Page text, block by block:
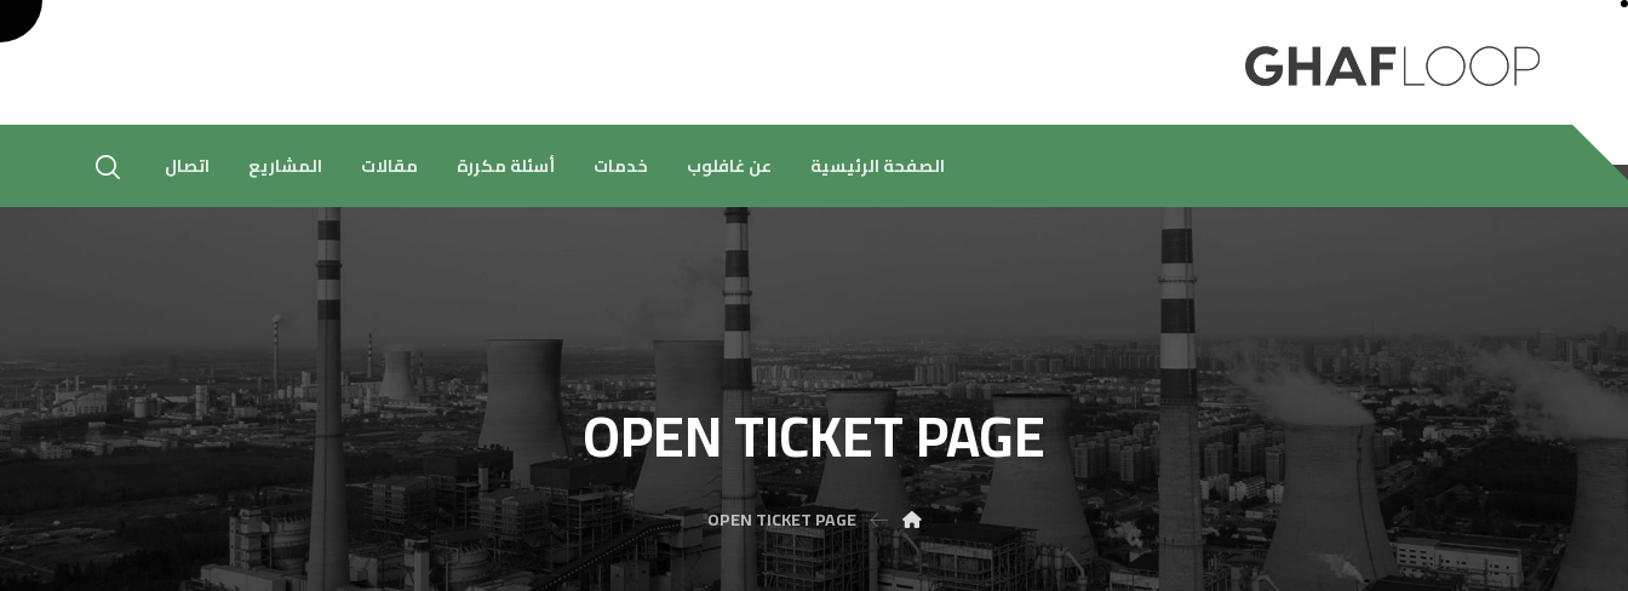
الصفحة الرئيسية عن غافلوب خدمات أسئلة مكررة مقالات المشاريع اتصال
OPEN TICKET PAGE
OPEN TICKET PAGE